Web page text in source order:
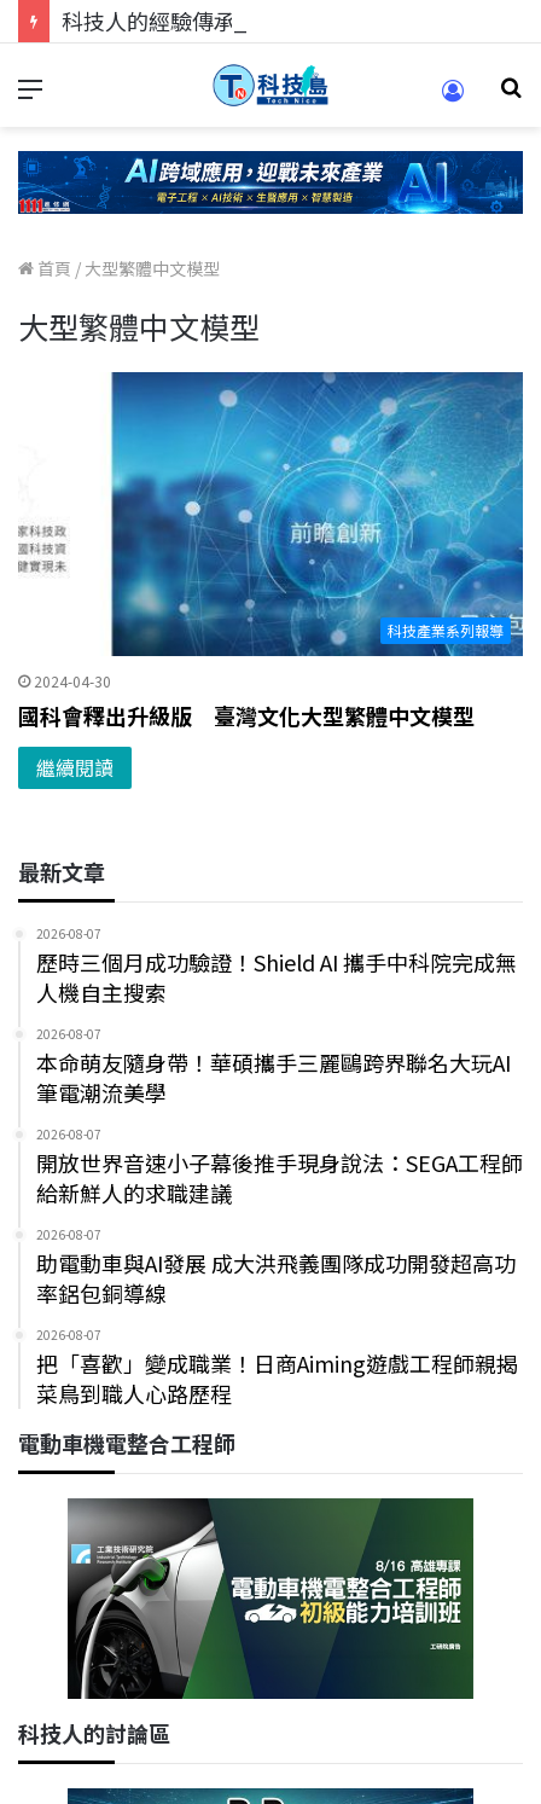
首頁 / 大型繁體中文模型
大型繁體中文模型
科技產業系列報導
2024-04-30
國科會釋出升級版 臺灣文化大型繁體中文模型
繼續閱讀
最新文章
2026-08-07
歷時三個月成功驗證！Shield AI 攜手中科院完成無
人機自主搜索
2026-08-07
本命萌友隨身帶！華碩攜手三麗鷗跨界聯名大玩AI
筆電潮流美學
2026-08-07
開放世界音速小子幕後推手現身說法：SEGA工程師
給新鮮人的求職建議
2026-08-07
助電動車與AI發展 成大洪飛義團隊成功開發超高功
率鋁包銅導線
2026-08-07
把「喜歡」變成職業！日商Aiming遊戲工程師親揭
菜鳥到職人心路歷程
電動車機電整合工程師
科技人的討論區